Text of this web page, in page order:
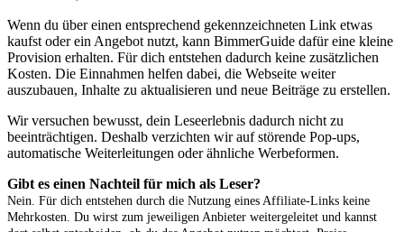
Wenn du über einen entsprechend gekennzeichneten Link etwas
kaufst oder ein Angebot nutzt, kann BimmerGuide dafür eine kleine
Provision erhalten. Für dich entstehen dadurch keine zusätzlichen
Kosten. Die Einnahmen helfen dabei, die Webseite weiter
auszubauen, Inhalte zu aktualisieren und neue Beiträge zu erstellen.
Wir versuchen bewusst, dein Leseerlebnis dadurch nicht zu
beeinträchtigen. Deshalb verzichten wir auf störende Pop-ups,
automatische Weiterleitungen oder ähnliche Werbeformen.
Gibt es einen Nachteil für mich als Leser?
Nein. Für dich entstehen durch die Nutzung eines Affiliate-Links keine
Mehrkosten. Du wirst zum jeweiligen Anbieter weitergeleitet und kannst